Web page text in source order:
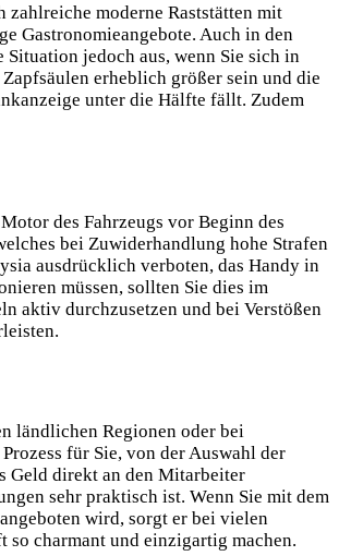
moderne Raststätten mit
Gastronomieangebote. Auch in den
jedoch aus, wenn Sie sich in
erheblich größer sein und die
unter die Hälfte fällt. Zudem
des Fahrzeugs vor Beginn des
bei Zuwiderhandlung hohe Strafen
ausdrücklich verboten, das Handy in
müssen, sollten Sie dies im
aktiv durchzusetzen und bei Verstößen
ländlichen Regionen oder bei
für Sie, von der Auswahl der
Geld direkt an den Mitarbeiter
sehr praktisch ist. Wenn Sie mit dem
wird, sorgt er bei vielen
so charmant und einzigartig machen.